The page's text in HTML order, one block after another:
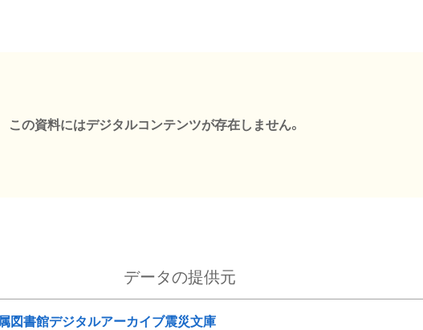
この資料にはデジタルコンテンツが存在しません。
データの提供元
図書館デジタルアーカイブ震災文庫